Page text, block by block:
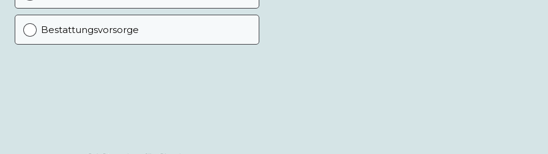
Bestattungsvorsorge